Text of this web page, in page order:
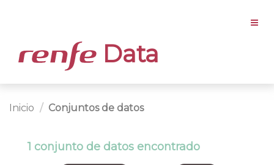
Data
Inicio Conjuntos de datos
1 conjunto de datos encontrado